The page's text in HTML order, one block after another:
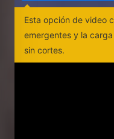
Esta opción de video
emergentes y la
sin cortes.